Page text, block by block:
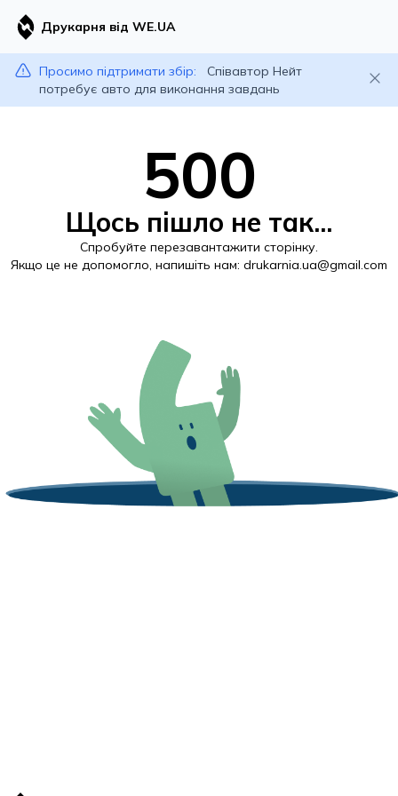
Друкарня від WE.UA
Просимо підтримати збір:
Співавтор Нейт
потребує авто для виконання завдань
500
Щось пішло не так...
Спробуйте перезавантажити сторінку.
Якщо це не допомогло, напишіть нам: drukarnia.ua@gmail.com